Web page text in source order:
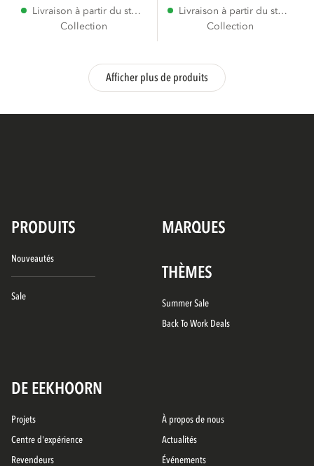
Livraison à partir du stock
Collection
Livraison à partir du stock
Collection
Afficher plus de produits
PRODUITS MARQUES
Nouveautés
Sale
THÈMES
Summer Sale
Back To Work Deals
DE EEKHOORN
Projets
Centre d'expérience
Revendeurs
À propos de nous
Actualités
Événements